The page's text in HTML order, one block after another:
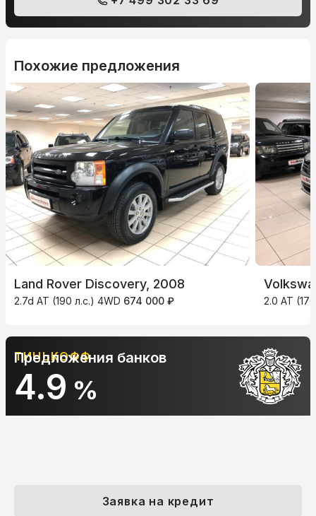
Похожие предложения
Land Rover Discovery, 2008
2.7d AT (190 л.с.) 4WD 674 000 ₽ 2.0 AT
ТИНЬКОФФ
4.9 %
Предложения банков
Заявка на кредит